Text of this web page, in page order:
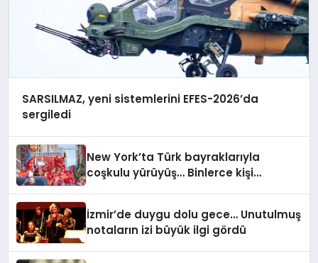
SARSILMAZ, yeni sistemlerini EFES-2026’da
sergiledi
New York’ta Türk bayraklarıyla
coşkulu yürüyüş… Binlerce kişi
İzmir’de duygu dolu gece… Unutulmuş
notaların izi büyük ilgi gördü